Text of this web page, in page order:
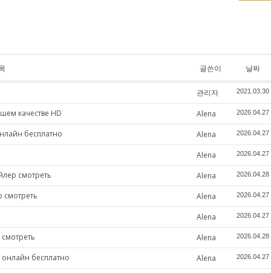
글쓴이 날짜
관리자 2021.03.30
качестве HD Alena 2026.04.27
бесплатно Alena 2026.04.27
Alena 2026.04.27
смотреть Alena 2026.04.28
Alena 2026.04.27
Alena 2026.04.27
Alena 2026.04.28
бесплатно Alena 2026.04.27